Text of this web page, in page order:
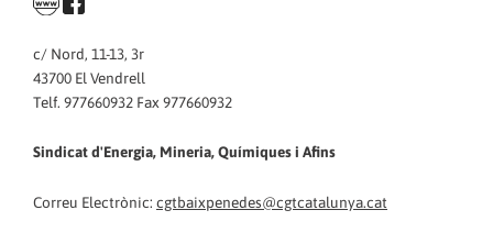
c/ Nord, 11-13, 3r
43700 El Vendrell
Telf. 977660932 Fax 977660932
Sindicat d'Energia, Mineria, Químiques i Afins
Correu Electrònic: cgtbaixpenedes@cgtcatalunya.cat